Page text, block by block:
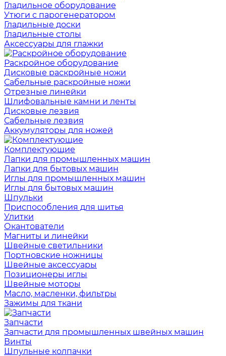
Гладильное оборудование
Утюги с парогенератором
Гладильные доски
Гладильные столы
Аксессуары для глажки
Раскройное оборудование
Дисковые раскройные ножи
Сабельные раскройные ножи
Отрезные линейки
Шлифовальные камни и ленты
Дисковые лезвия
Сабельные лезвия
Аккумуляторы для ножей
Комплектующие
Лапки для промышленных машин
Лапки для бытовых машин
Иглы для промышленных машин
Иглы для бытовых машин
Шпульки
Приспособления для шитья
Улитки
Окантователи
Магниты и линейки
Швейные светильники
Портновские ножницы
Швейные аксессуары
Позиционеры иглы
Швейные моторы
Масло, масленки, фильтры
Зажимы для ткани
Запчасти
Запчасти для промышленных швейных машин
Винты
Шпульные колпачки